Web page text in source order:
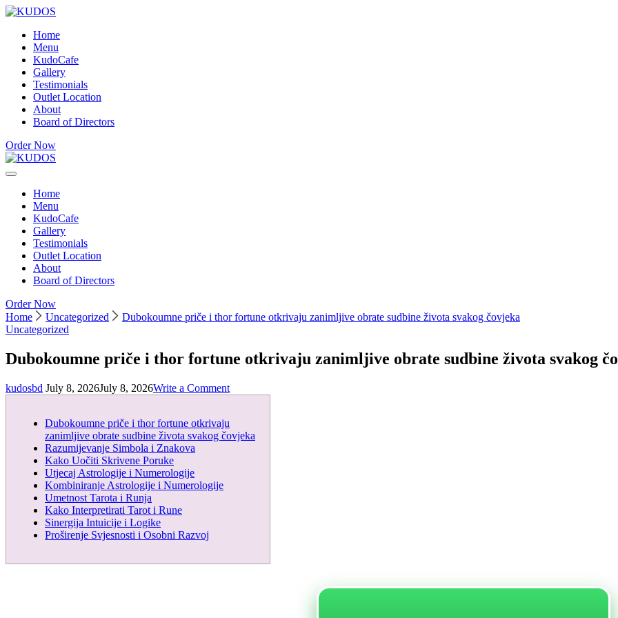
Skip
contentHome
Menu
KudoCafe
Gallery
Testimonials
Outlet Location
About
Board of Directors
Order Now
Home
Menu
KudoCafe
Gallery
Testimonials
Outlet Location
About
Board of Directors
Order Now
Home
Uncategorized
Dubokoumne priče i thor fortune otkrivaju zanimljive obrate sudbine života svakog čovjeka
Uncategorized
Dubokoumne priče i thor fortune otkrivaju zanimljive obrate sudbine života svakog
kudosbd July 8, 2026July 8, 2026Write a Commenton
i
thor
Dubokoumne priče i thor fortune otkrivaju
zanimljive obrate sudbine života svakog čovjeka
Razumijevanje Simbola i Znakova
Kako Uočiti Skrivene Poruke
Utjecaj Astrologije i Numerologije
Kombiniranje Astrologije i Numerologije
Umetnost Tarota i Runja
Kako Interpretirati Tarot i Rune
Sinergija Intuicije i Logike
Proširenje Svjesnosti i Osobni Razvoj